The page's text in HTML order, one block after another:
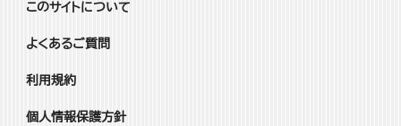
このサイトについて
よくあるご質問
利用規約
個人情報保護方針